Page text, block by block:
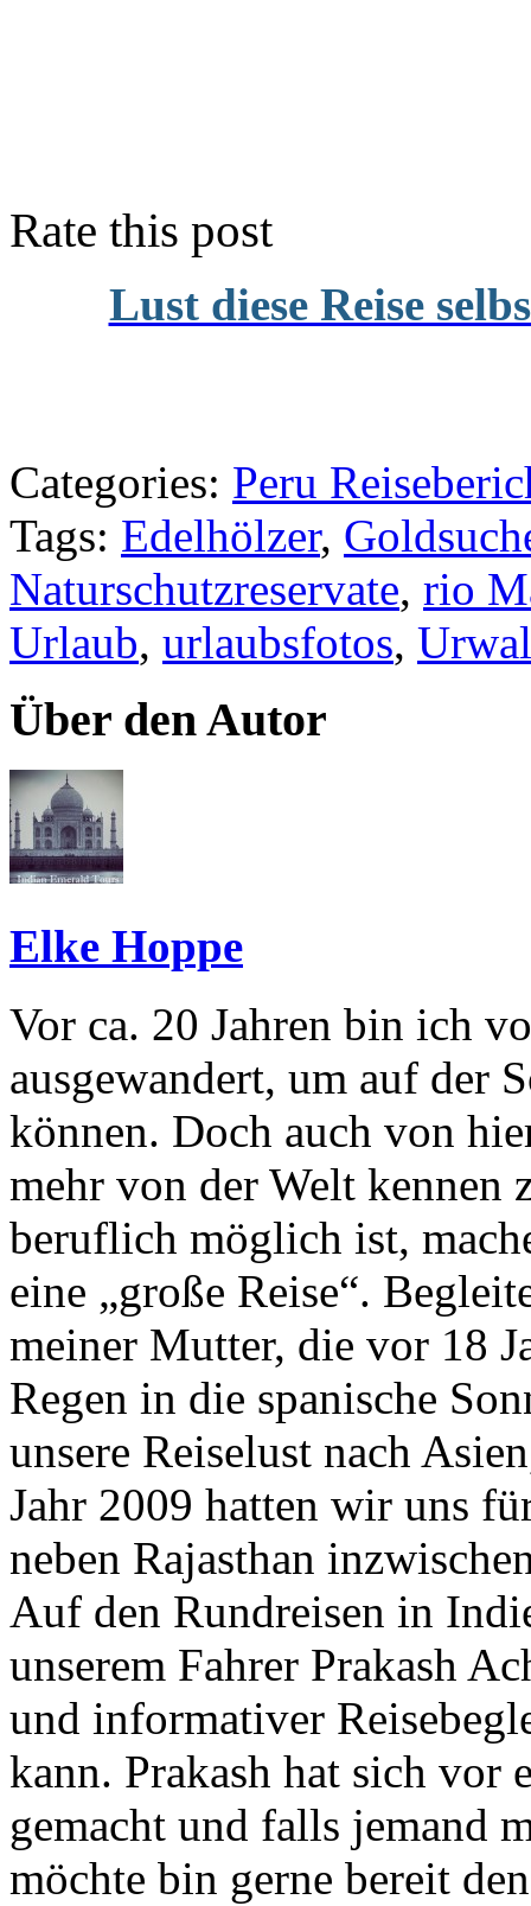
Rate this post
Lust diese Reise
Categories: Peru
Tags: Edelhölzer,
Naturschutzreservate, rio
Urlaub, urlaubsfotos,
Über den Autor
Elke Hoppe
Vor ca. 20 Jahren bin ich
ausgewandert, um auf der
können. Doch auch von
mehr von der Welt kennen
beruflich möglich ist,
eine „große Reise“.
meiner Mutter, die vor 18
Regen in die spanische
unsere Reiselust nach
Jahr 2009 hatten wir uns
neben Rajasthan
Auf den Rundreisen in
unserem Fahrer Prakash
und informativer
kann. Prakash hat sich vor
gemacht und falls jemand
möchte bin gerne bereit